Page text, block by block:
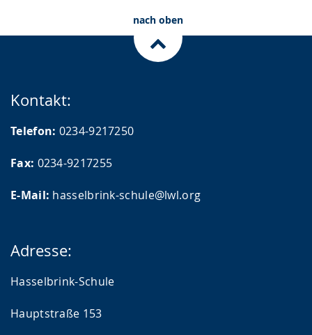
nach oben
Kontakt:
Telefon: 0234-9217250
Fax: 0234-9217255
E-Mail: hasselbrink-schule@lwl.org
Adresse:
Hasselbrink-Schule
Hauptstraße 153